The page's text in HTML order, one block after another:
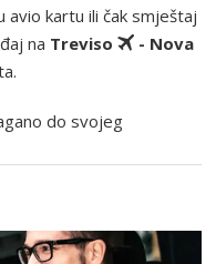
avio kartu ili čak smještaj
na Treviso
- Nova
do svojeg